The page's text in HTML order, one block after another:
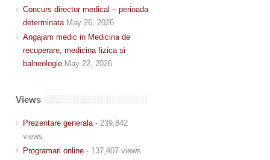
Concurs director medical – perioada
determinata May 26, 2026
Angajam medic in Medicina de
recuperare, medicina fizica si
balneologie May 22, 2026
Views
Prezentare generala- 239,842
views
Programari online - 137,407 views